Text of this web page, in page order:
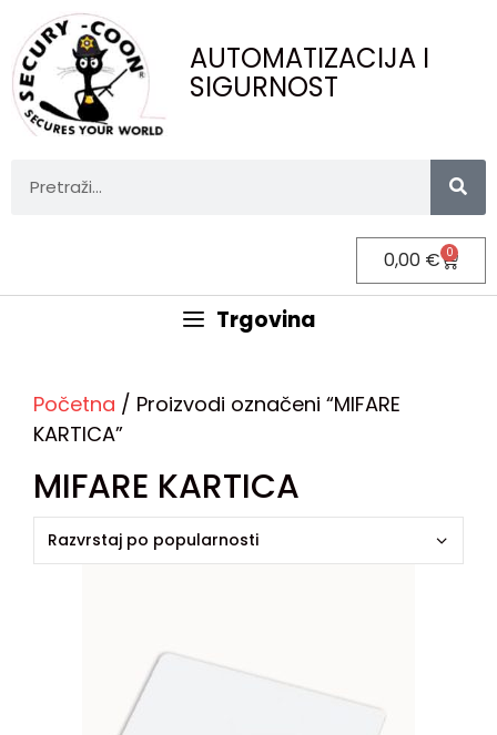
AUTOMATIZACIJA I
SIGURNOST
0,00 € 0
Trgovina
Početna / Proizvodi označeni “MIFARE
KARTICA”
MIFARE KARTICA